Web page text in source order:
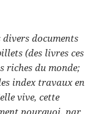
divers documents
(des livres ces
riches du monde;
index travaux en
vive, cette
pourquoi, par